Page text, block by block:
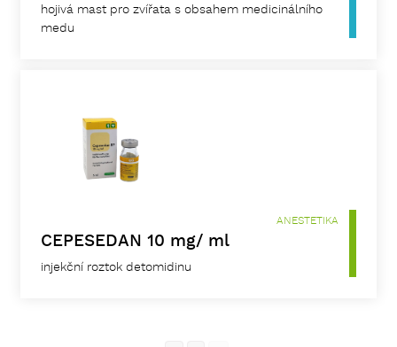
hojivá mast pro zvířata s obsahem medicinálního
medu
ANESTETIKA
CEPESEDAN 10 mg/ ml
injekční roztok detomidinu